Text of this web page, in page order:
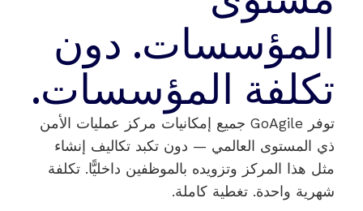
المؤسسات. دون
تكلفة المؤسسات.
توفر GoAgile جميع إمكانيات مركز عمليات الأمن
ذي المستوى العالمي — دون تكبد تكاليف إنشاء
مثل هذا المركز وتزويده بالموظفين داخليًّا. تكلفة
شهرية واحدة. تغطية كاملة.